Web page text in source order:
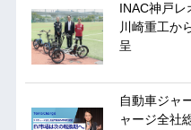
INAC神戸
川崎重工か
呈
自動車ジャ
ャージ全社